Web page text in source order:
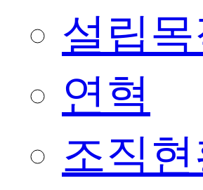
설립
연혁
조직